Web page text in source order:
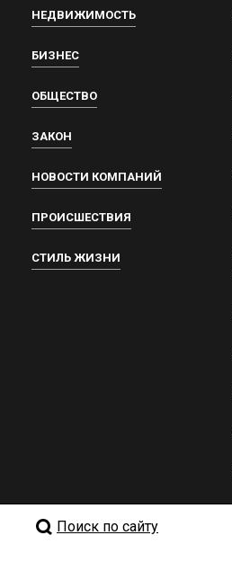
НЕДВИЖИМОСТЬ
БИЗНЕС
ОБЩЕСТВО
ЗАКОН
НОВОСТИ КОМПАНИЙ
ПРОИСШЕСТВИЯ
СТИЛЬ ЖИЗНИ
Поиск по сайту